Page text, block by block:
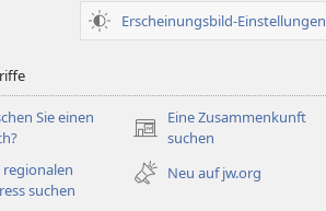
Erscheinungsbild-Einstellungen
Sie einen
Eine Zusammenkunft
suchen
(öffnet
neues
Fenster)
regionalen
suchen
Neu auf jw.org